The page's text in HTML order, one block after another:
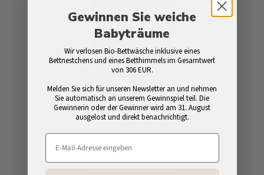
Gewinnen Sie weiche
Babyträume
Wir verlosen Bio-Bettwäsche inklusive eines
Bettnestchens und eines Betthimmels im Gesamtwert
von 306 EUR.
Melden Sie sich für unseren Newsletter an und nehmen
Sie automatisch an unserem Gewinnspiel teil. Die
Gewinnerin oder der Gewinner wird am 31. August
ausgelost und direkt benachrichtigt.